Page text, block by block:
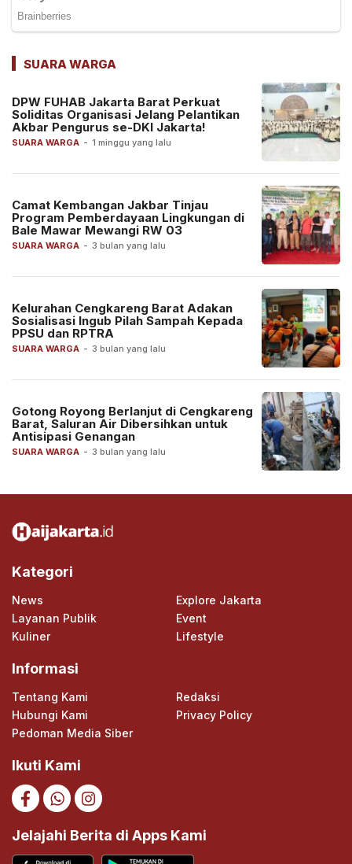
SUARA WARGA
SUARA WARGA - 1 minggu yang lalu
DPW FUHAB Jakarta Barat Perkuat
Soliditas Organisasi Jelang Pelantikan
Akbar Pengurus se-DKI Jakarta!
SUARA WARGA - 3 bulan yang lalu
Camat Kembangan Jakbar Tinjau
Program Pemberdayaan Lingkungan di
Bale Mawar Mewangi RW 03
SUARA WARGA - 3 bulan yang lalu
Kelurahan Cengkareng Barat Adakan
Sosialisasi Ingub Pilah Sampah Kepada
PPSU dan RPTRA
SUARA WARGA - 3 bulan yang lalu
Gotong Royong Berlanjut di Cengkareng
Barat, Saluran Air Dibersihkan untuk
Antisipasi Genangan
Kategori
News
Explore Jakarta
Layanan Publik
Event
Kuliner
Lifestyle
Informasi
Tentang Kami
Redaksi
Hubungi Kami
Privacy Policy
Pedoman Media Siber
Ikuti Kami
Jelajahi Berita di Apps Kami